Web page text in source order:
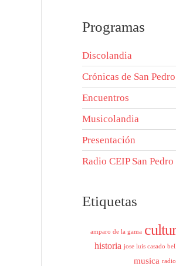
Programas
Discolandia
Crónicas de San
Encuentros
Musicolandia
Presentación
Radio CEIP San Pedro
Etiquetas
amparo de la gama
historia jose luis casado
musica